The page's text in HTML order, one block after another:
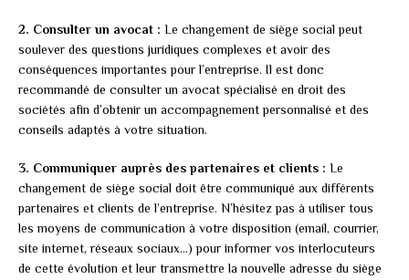
2. Consulter un avocat : Le changement de siège social peut
soulever des questions juridiques complexes et avoir des
conséquences importantes pour l’entreprise. Il est donc
recommandé de consulter un avocat spécialisé en droit des
sociétés afin d’obtenir un accompagnement personnalisé et des
conseils adaptés à votre situation.
3. Communiquer auprès des partenaires et clients : Le
changement de siège social doit être communiqué aux différents
partenaires et clients de l’entreprise. N’hésitez pas à utiliser tous
les moyens de communication à votre disposition (email, courrier,
site internet, réseaux sociaux…) pour informer vos interlocuteurs
de cette évolution et leur transmettre la nouvelle adresse du siège